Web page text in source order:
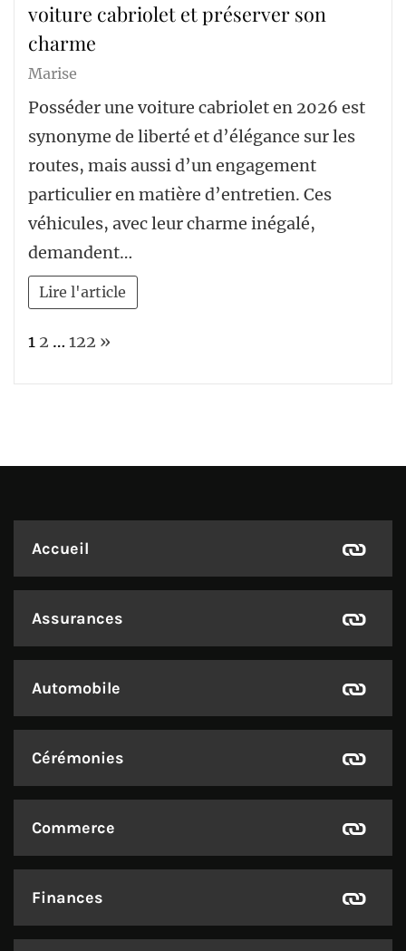
voiture cabriolet et préserver son
charme
Marise
Posséder une voiture cabriolet en 2026 est
synonyme de liberté et d’élégance sur les
routes, mais aussi d’un engagement
particulier en matière d’entretien. Ces
véhicules, avec leur charme inégalé,
demandent…
Lire l'article
Page:
1 2 … 122 Next
»
Accueil
Assurances
Automobile
Cérémonies
Commerce
Finances